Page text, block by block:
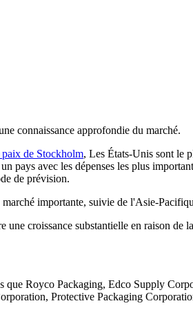
connaissance approfondie du marché.
de Stockholm, Les États-Unis sont le
pays avec les dépenses les plus
de prévision.
importante, suivie de l'Asie-
croissance substantielle en raison de
que Royco Packaging, Edco Supply
Protective Packaging